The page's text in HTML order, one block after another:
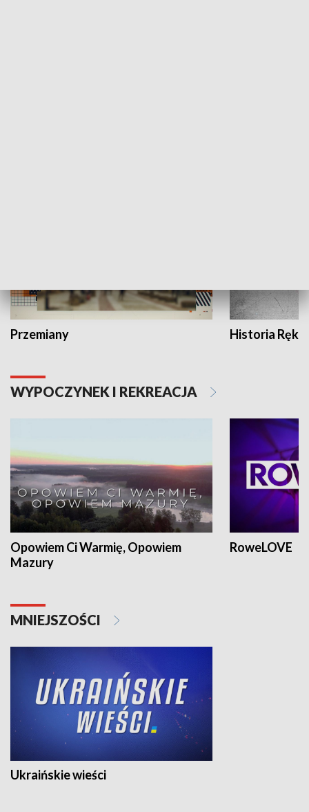
Przemiany Historia Ręką
WYPOCZYNEK I REKREACJA
Opowiem Ci Warmię, Opowiem
Mazury
RoweLOVE
MNIEJSZOŚCI
Ukraińskie wieści